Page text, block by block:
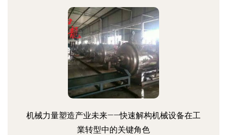
机械力量塑造产业未来——快速解构机械设备在工
業转型中的关键角色